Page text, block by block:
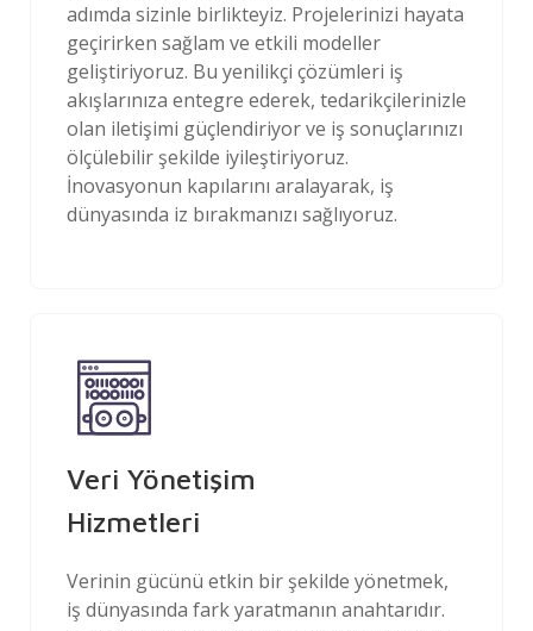
adımda sizinle birlikteyiz. Projelerinizi hayata
geçirirken sağlam ve etkili modeller
geliştiriyoruz. Bu yenilikçi çözümleri iş
akışlarınıza entegre ederek, tedarikçilerinizle
olan iletişimi güçlendiriyor ve iş sonuçlarınızı
ölçülebilir şekilde iyileştiriyoruz.
İnovasyonun kapılarını aralayarak, iş
dünyasında iz bırakmanızı sağlıyoruz.
Veri Yönetişim
Hizmetleri
Verinin gücünü etkin bir şekilde yönetmek,
iş dünyasında fark yaratmanın anahtarıdır.